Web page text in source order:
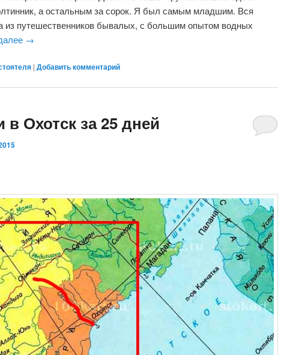
а остальным за сорок. Я был самым младшим. Вся
из путешественников бывалых, с большим опытом водных
→
| Добавить комментарий
в Охотск за 25 дней